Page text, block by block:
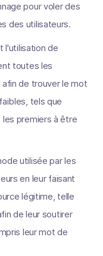
pour voler des
des utilisateurs.
l'utilisation de
toutes les
de trouver le mot
tels que
premiers à être
utilisée par les
en leur faisant
légitime, telle
de leur soutirer
leur mot de